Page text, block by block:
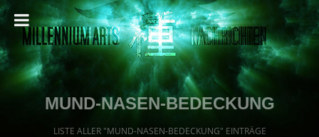
MUND-NASEN-BEDECKUNG
LISTE ALLER "MUND-NASEN-BEDECKUNG" EINTRÄGE